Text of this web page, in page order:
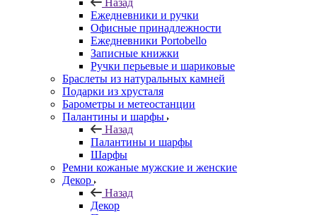
Назад
Ежедневники и ручки
Офисные принадлежности
Ежедневники Portobello
Записные книжки
Ручки перьевые и шариковые
Браслеты из натуральных камней
Подарки из хрусталя
Барометры и метеостанции
Палантины и шарфы
Назад
Палантины и шарфы
Шарфы
Ремни кожаные мужские и женские
Декор
Назад
Декор